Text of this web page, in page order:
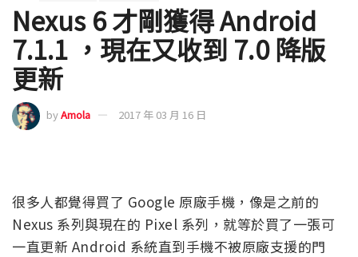
Nexus 6 才剛獲得 Android
7.1.1 ，現在又收到 7.0 降版
更新
byAmola 2017 年 03 月 16 日
很多人都覺得買了 Google 原廠手機，像是之前的
Nexus 系列與現在的 Pixel 系列，就等於買了一張可
一直更新 Android 系統直到手機不被原廠支援的門